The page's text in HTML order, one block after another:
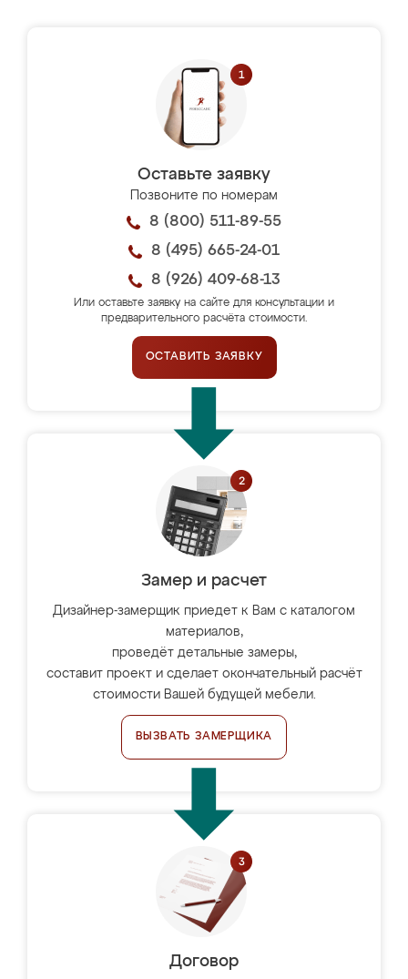
Оставьте заявку
Позвоните по номерам
8 (800) 511-89-55
8 (495) 665-24-01
8 (926) 409-68-13
Или оставьте заявку на сайте для консультации и
предварительного расчёта стоимости.
ОСТАВИТЬ ЗАЯВКУ
Замер и расчет
Дизайнер-замерщик приедет к Вам с каталогом
материалов,
проведёт детальные замеры,
составит проект и сделает окончательный расчёт
стоимости Вашей будущей мебели.
ВЫЗВАТЬ ЗАМЕРЩИКА
Договор